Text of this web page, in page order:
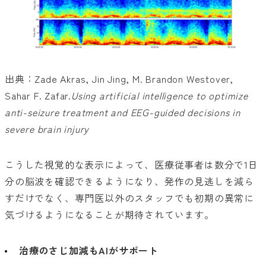
出典：Zade Akras, Jin Jing, M. Brandon Westover,
Sahar F. Zafar.Using artificial intelligence to optimize
anti-seizure treatment and EEG-guided decisions in
severe brain injury
こうした視覚的な表示によって、医療従事者は数分で1日
分の脳波を確認できるようになり、発作の見逃しを減ら
すだけでなく、専門医以外のスタッフでも初期の異常に
気づけるようになることが期待されています。
治療のさじ加減もAIがサポート